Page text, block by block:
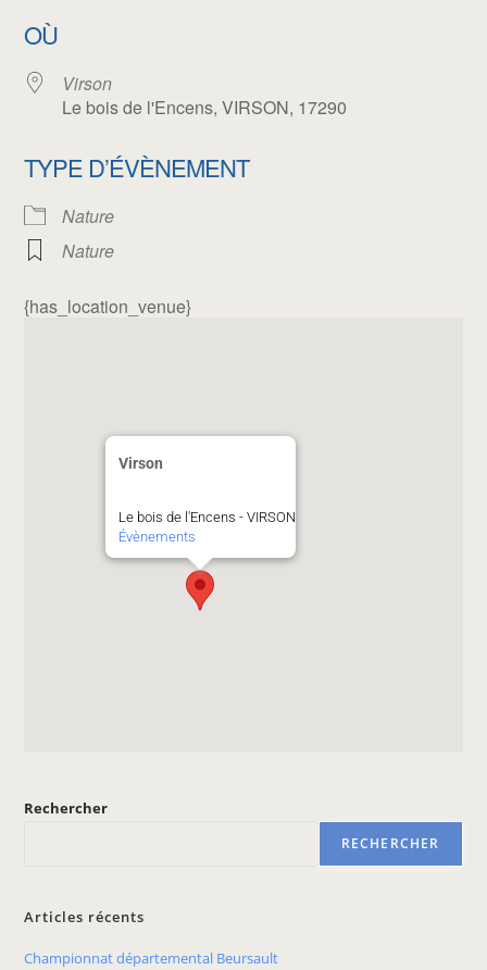
OÙ
Virson
Le bois de l'Encens, VIRSON, 17290
TYPE D’ÉVÈNEMENT
Nature
Nature
{has_location_venue}
Virson
Le bois de l'Encens - VIRSON
Évènements
Rechercher
RECHERCHER
Articles récents
Championnat départemental Beursault